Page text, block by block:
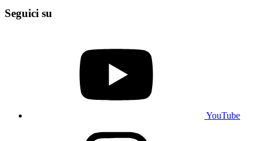
Seguici su
YouTube